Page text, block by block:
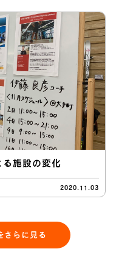
る施設の変化
2020.11.03
さらに見る